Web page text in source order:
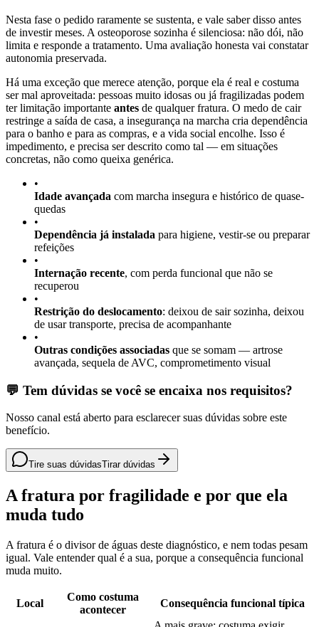
Nesta fase o pedido raramente se sustenta, e vale saber disso antes
de investir meses. A osteoporose sozinha é silenciosa: não dói, não
limita e responde a tratamento. Uma avaliação honesta vai constatar
autonomia preservada.
Há uma exceção que merece atenção, porque ela é real e costuma
ser mal aproveitada: pessoas muito idosas ou já fragilizadas podem
ter limitação importante antes de qualquer fratura. O medo de cair
restringe a saída de casa, a insegurança na marcha cria dependência
para o banho e para as compras, e a vida social encolhe. Isso é
impedimento, e precisa ser descrito como tal — em situações
concretas, não como queixa genérica.
•
Idade avançada com marcha insegura e histórico de quase-
quedas
•
Dependência já instalada para higiene, vestir-se ou preparar
refeições
•
Internação recente, com perda funcional que não se
recuperou
•
Restrição do deslocamento: deixou de sair sozinha, deixou
de usar transporte, precisa de acompanhante
•
Outras condições associadas que se somam — artrose
avançada, sequela de AVC, comprometimento visual
💬 Tem dúvidas se você se encaixa nos requisitos?
Nosso canal está aberto para esclarecer suas dúvidas sobre este
benefício.
Tire suas dúvidasTirar dúvidas
A fratura por fragilidade e por que ela
muda tudo
A fratura é o divisor de águas deste diagnóstico, e nem todas pesam
igual. Vale entender qual é a sua, porque a consequência funcional
muda muito.
Local
Como costuma
acontecer
Consequência funcional típica